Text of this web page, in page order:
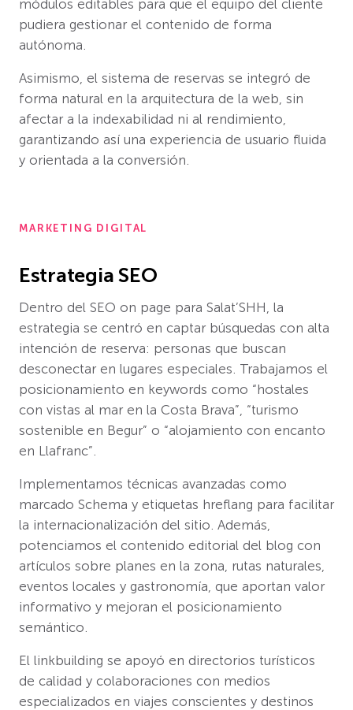
módulos editables para que el equipo del cliente
pudiera gestionar el contenido de forma
autónoma.
Asimismo, el sistema de reservas se integró de
forma natural en la arquitectura de la web, sin
afectar a la indexabilidad ni al rendimiento,
garantizando así una experiencia de usuario fluida
y orientada a la conversión.
MARKETING DIGITAL
Estrategia SEO
Dentro del SEO on page para Salat’SHH, la
estrategia se centró en captar búsquedas con alta
intención de reserva: personas que buscan
desconectar en lugares especiales. Trabajamos el
posicionamiento en keywords como “hostales
con vistas al mar en la Costa Brava”, “turismo
sostenible en Begur” o “alojamiento con encanto
en Llafranc”.
Implementamos técnicas avanzadas como
marcado Schema y etiquetas hreflang para facilitar
la internacionalización del sitio. Además,
potenciamos el contenido editorial del blog con
artículos sobre planes en la zona, rutas naturales,
eventos locales y gastronomía, que aportan valor
informativo y mejoran el posicionamiento
semántico.
El linkbuilding se apoyó en directorios turísticos
de calidad y colaboraciones con medios
especializados en viajes conscientes y destinos